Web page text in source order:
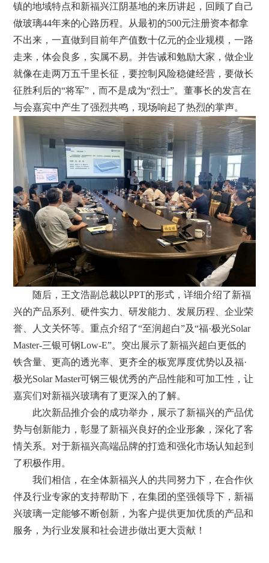
镇的地域特点和新福兴江阴基地的来历讲起，回顾了自己
做玻璃44年来的心路历程。从最初的500元注册资本都拿
不出来，一直做到目前年产值数十亿元的企业规模，一路
走来，体会良多，实属不易。并告诫和勉励大家，做企业
就像在走两万五千里长征，要控制风险稳健经营，要做长
征胜利后的“将军”，而不是成为“烈士”。董事长的发言在
与会嘉宾中产生了强烈共鸣，现场响起了热烈的掌声。
随后，王文浩副总裁以PPT的形式，详细介绍了新福
兴的产品系列、硬件实力、研发能力、发展历程、企业荣
誉、人文关怀等。重点介绍了“至润超白”及“福·极光Solar
Master-三银可钢Low-E”。突出展示了新福兴超白更低的
铁含量、更高的透光率、更齐全的板宽厚度优势以及福·
极光Solar Master可钢三银优秀的产品性能和可加工性，让
嘉宾们对新福兴玻璃有了更深入的了解。
此次新品推介会的成功举办，展示了新福兴的产品优
势与创新能力，彰显了新福兴良好的企业形象，深化了客
情关系。对于新福兴高端品牌的打造和强化市场认知起到
了积极作用。
我们相信，在全体新福兴人的共同努力下，在合作伙
伴及行业专家的支持帮助下，在集团的坚强领导下，新福
兴玻璃一定能够不断创新，为客户提供更加优质的产品和
服务，为行业发展和社会进步做出更大贡献！